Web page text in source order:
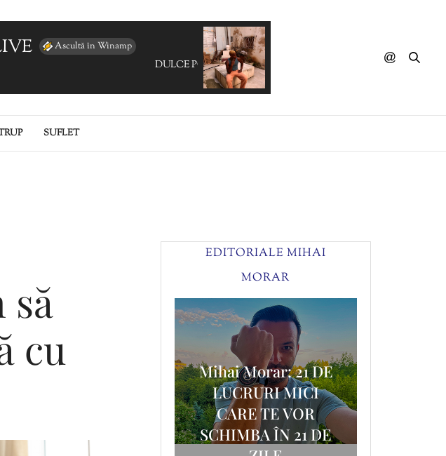
Ascultă în Winamp
DULCE PONTES - Cancao Do Mar
SUFLET
să
cu
EDITORIALE MIHAI
MORAR
FRUMOS
Mihai Morar: 21 DE
LUCRURI MICI
CARE TE VOR
SCHIMBA ÎN 21 DE